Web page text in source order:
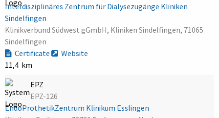
Interdisziplinäres Zentrum für Dialysezugänge Kliniken
Sindelfingen
Klinikverbund Südwest gGmbH, Kliniken Sindelfingen, 71065
Sindelfingen
Certificate
Website
11,4 km
EPZ
EPZ-126
EndoProthetikZentrum Klinikum Esslingen